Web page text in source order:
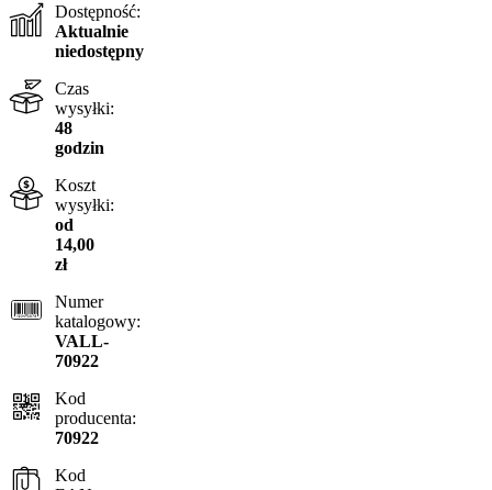
Dostępność:
Aktualnie
niedostępny
Czas
wysyłki:
48
godzin
Koszt
wysyłki:
od
14,00
zł
Numer
katalogowy:
VALL-
70922
Kod
producenta:
70922
Kod